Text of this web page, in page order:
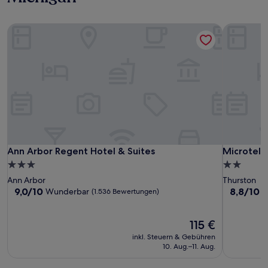
Ann Arbor Regent Hotel & Suites
Ann Arbor Regent Hotel & Suites
3.0-
Sterne-
Unterkunft
Ann Arbor
9.0
9,0/10 Wunderbar (1.536 Bewertungen)
Der
Preis
beträgt
115 €
inkl. Steuern & Gebühren
10. Aug.–11. Aug.
Microtel
Microtel
2.0-
Sterne-
Thurston
8.8
8,8/10